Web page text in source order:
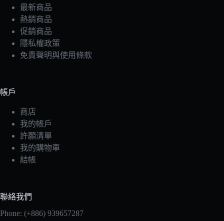
最新商品
熱銷商品
促銷商品
隱私權政策
免責聲明與使用條款
帳戶
商店
我的帳戶
許願清單
我的購物車
結帳
聯絡我們
Phone: (+886) 939657287